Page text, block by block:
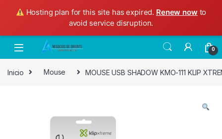
Hosting plan for this site has expired. Renew now to
avoid service disruption.
Skip to navigation
Skip to content
0
Inicio Mouse MOUSE USB SHADOW KMO-111 KLIP